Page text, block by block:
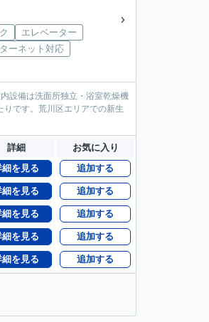
エレベーター
ーネット対応
設備は洗面所独立・浴室乾燥機
です。荒川区エリアでの新生
詳細 お気に入り
細を見る 追加する
細を見る 追加する
細を見る 追加する
細を見る 追加する
細を見る 追加する